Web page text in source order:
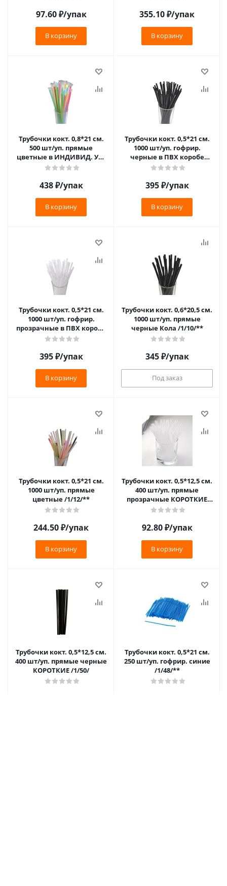
97.60₽/упак
В корзину
355.10₽/упак
В корзину
Трубочки кокт. 0,8*21 см.
500 шт/уп. прямые
цветные в ИНДИВИД. УП.
Милк /1/10/
438₽/упак
В корзину
Трубочки кокт. 0,5*21 см.
1000 шт/уп. гофрир.
черные в ПВХ коробе
/1/8/**
395₽/упак
В корзину
Трубочки кокт. 0,5*21 см.
1000 шт/уп. гофрир.
прозрачные в ПВХ коробе
/1/8/**
395₽/упак
В корзину
Трубочки кокт. 0,6*20,5 см.
1000 шт/уп. прямые
черные Кола /1/10/**
345₽/упак
Под заказ
Трубочки кокт. 0,5*21 см.
1000 шт/уп. прямые
цветные /1/12/**
244.50₽/упак
В корзину
Трубочки кокт. 0,5*12,5 см.
400 шт/уп. прямые
прозрачные КОРОТКИЕ
/1/50/
92.80₽/упак
В корзину
Трубочки кокт. 0,5*12,5 см.
400 шт/уп. прямые черные
КОРОТКИЕ /1/50/
Трубочки кокт. 0,5*21 см.
250 шт/уп. гофрир. синие
/1/48/**